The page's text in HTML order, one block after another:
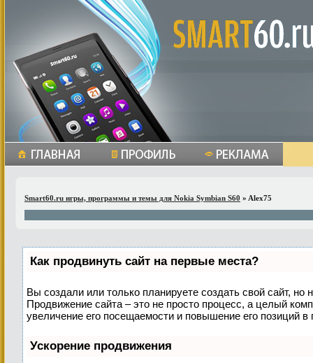
Smart60.ru игры, программы и темы для Nokia Symbian S60 » Alex75
Как продвинуть сайт на первые места?
Вы создали или только планируете создать свой сайт, но
Продвижение сайта – это не просто процесс, а целый
увеличение его посещаемости и повышение его позиций в
Ускорение продвижения